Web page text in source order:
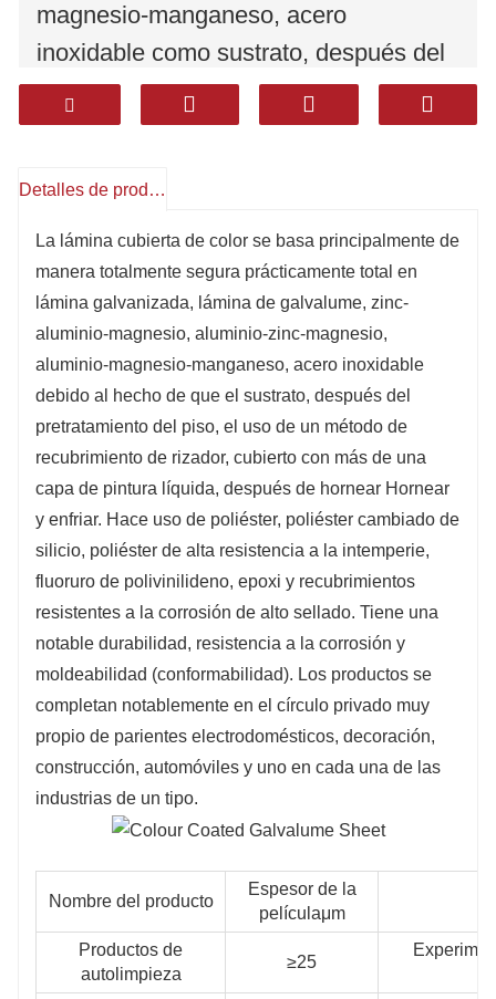
magnesio-manganeso, acero
inoxidable como sustrato, después del
pretratamiento de la superficie,
utilizando un método de recubrimiento
capas de pintura líquida, después de
hornear Hornear y enfriar. Utiliza
poliéster, poliéster modificado con
silicio, poliéster resistente a la
intemperie, fluoruro de polivinilideno,
epoxi y recubrimientos resistentes a la
corrosión de alto sellado. Tiene una
excelente durabilidad, resistencia a la
corrosión y moldeabilidad
(conformabilidad). Los productos son
ampliamente utilizados en
electrodomésticos, decoración,
construcción, automoción y otras
industrias.
Detalles de producto
La lámina cubierta de color se basa principalmente de
manera totalmente segura prácticamente total en
lámina galvanizada, lámina de galvalume, zinc-
aluminio-magnesio, aluminio-zinc-magnesio,
aluminio-magnesio-manganeso, acero inoxidable
debido al hecho de que el sustrato, después del
pretratamiento del piso, el uso de un método de
recubrimiento de rizador, cubierto con más de una
capa de pintura líquida, después de hornear Hornear
y enfriar. Hace uso de poliéster, poliéster cambiado de
silicio, poliéster de alta resistencia a la intemperie,
fluoruro de polivinilideno, epoxi y recubrimientos
resistentes a la corrosión de alto sellado. Tiene una
notable durabilidad, resistencia a la corrosión y
moldeabilidad (conformabilidad). Los productos se
completan notablemente en el círculo privado muy
propio de parientes electrodomésticos, decoración,
construcción, automóviles y uno en cada una de las
industrias de un tipo.
Nombre del producto
Espesor de la
películaμm
Productos de
autolimpieza
≥25